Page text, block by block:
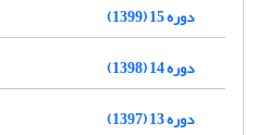
دوره 15 (1399)
دوره 14 (1398)
دوره 13 (1397)